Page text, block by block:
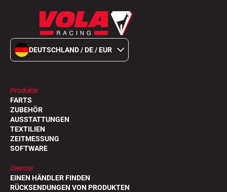
DEUTSCHLAND / DE / EUR
Produkte
FARTS
ZUBEHÖR
AUSSTATTUNGEN
TEXTILIEN
ZEITMESSUNG
SOFTWARE
Dienste
EINEN HÄNDLER FINDEN
RÜCKSENDUNGEN VON PRODUKTEN